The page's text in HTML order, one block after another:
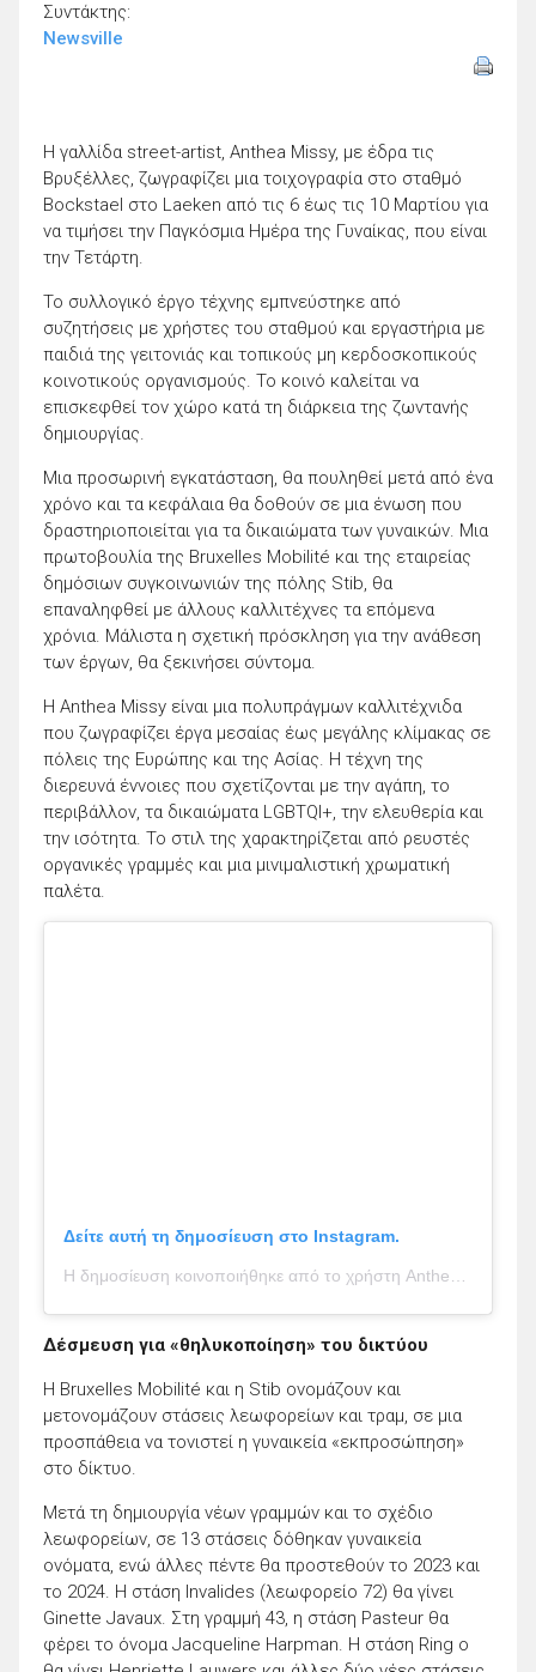
Συντάκτης:
Newsville
Η γαλλίδα street-artist, Anthea Missy, με έδρα τις
Βρυξέλλες, ζωγραφίζει μια τοιχογραφία στο σταθμό
Bockstael στο Laeken από τις 6 έως τις 10 Μαρτίου για
να τιμήσει την Παγκόσμια Ημέρα της Γυναίκας, που είναι
την Τετάρτη.
Το συλλογικό έργο τέχνης εμπνεύστηκε από
συζητήσεις με χρήστες του σταθμού και εργαστήρια με
παιδιά της γειτονιάς και τοπικούς μη κερδοσκοπικούς
κοινοτικούς οργανισμούς. Το κοινό καλείται να
επισκεφθεί τον χώρο κατά τη διάρκεια της ζωντανής
δημιουργίας.
Μια προσωρινή εγκατάσταση, θα πουληθεί μετά από ένα
χρόνο και τα κεφάλαια θα δοθούν σε μια ένωση που
δραστηριοποιείται για τα δικαιώματα των γυναικών. Μια
πρωτοβουλία της Bruxelles Mobilité και της εταιρείας
δημόσιων συγκοινωνιών της πόλης Stib, θα
επαναληφθεί με άλλους καλλιτέχνες τα επόμενα
χρόνια. Μάλιστα η σχετική πρόσκληση για την ανάθεση
των έργων, θα ξεκινήσει σύντομα.
Η Anthea Missy είναι μια πολυπράγμων καλλιτέχνιδα
που ζωγραφίζει έργα μεσαίας έως μεγάλης κλίμακας σε
πόλεις της Ευρώπης και της Ασίας. Η τέχνη της
διερευνά έννοιες που σχετίζονται με την αγάπη, το
περιβάλλον, τα δικαιώματα LGBTQI+, την ελευθερία και
την ισότητα. Το στιλ της χαρακτηρίζεται από ρευστές
οργανικές γραμμές και μια μινιμαλιστική χρωματική
παλέτα.
Δείτε αυτή τη δημοσίευση στο Instagram.
Δέσμευση για «θηλυκοποίηση» του δικτύου
Η Bruxelles Mobilité και η Stib ονομάζουν και
μετονομάζουν στάσεις λεωφορείων και τραμ, σε μια
προσπάθεια να τονιστεί η γυναικεία «εκπροσώπηση»
στο δίκτυο.
Μετά τη δημιουργία νέων γραμμών και το σχέδιο
λεωφορείων, σε 13 στάσεις δόθηκαν γυναικεία
ονόματα, ενώ άλλες πέντε θα προστεθούν το 2023 και
το 2024. Η στάση Invalides (λεωφορείο 72) θα γίνει
Ginette Javaux. Στη γραμμή 43, η στάση Pasteur θα
φέρει το όνομα Jacqueline Harpman. Η στάση Ring o